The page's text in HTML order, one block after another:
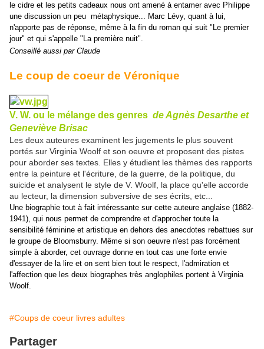
le cidre et les petits cadeaux nous ont amené à entamer avec Philippe
une discussion un peu métaphysique... Marc Lévy, quant à lui,
n'apporte pas de réponse, même à la fin du roman qui suit "Le premier
jour" et qui s'appelle "La première nuit".
Conseillé aussi par Claude
Le coup de coeur de Véronique
V. W. ou le mélange des genres de Agnès Desarthe et
Geneviève Brisac
Les deux auteures examinent les jugements le plus souvent
portés sur Virginia Woolf et son oeuvre et proposent des pistes
pour aborder ses textes. Elles y étudient les thèmes des rapports
entre la peinture et l'écriture, de la guerre, de la politique, du
suicide et analysent le style de V. Woolf, la place qu'elle accorde
au lecteur, la dimension subversive de ses écrits, etc...
Une biographie tout à fait intéressante sur cette auteure anglaise (1882-
1941), qui nous permet de comprendre et d'approcher toute la
sensibilité féminine et artistique en dehors des anecdotes rebattues sur
le groupe de Bloomsburry. Même si son oeuvre n'est pas forcément
simple à aborder, cet ouvrage donne en tout cas une forte envie
d'essayer de la lire et on sent bien tout le respect, l'admiration et
l'affection que les deux biographes très anglophiles portent à Virginia
Woolf.
#Coups de coeur livres adultes
Partager